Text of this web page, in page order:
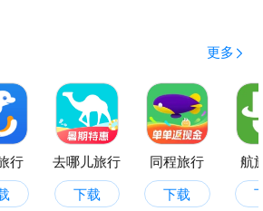
更多
行 去哪儿旅行
下载
同程旅行
下载
航